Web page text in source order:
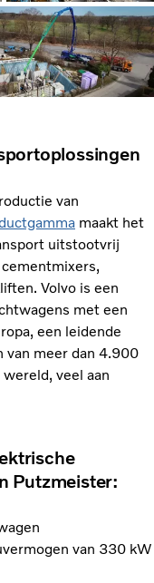
van
maakt het
uitstootvrij
Volvo is een
met een
een leidende
van meer dan 4.900
veel aan
Putzmeister:
van 330 kW